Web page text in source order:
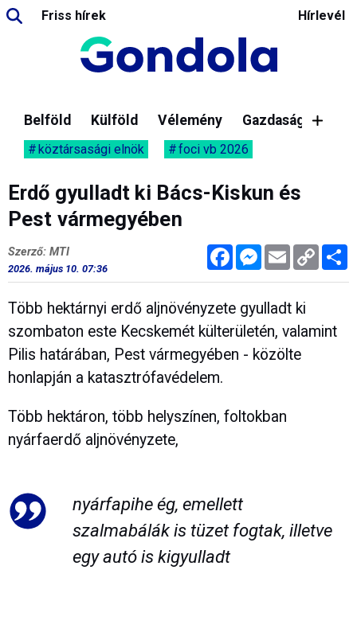
Friss hírek Hírlevél
Belföld Külföld Vélemény Gazdaság
köztársasági elnök foci vb 2026
Erdő gyulladt ki Bács-Kiskun és
Pest vármegyében
FacebookMessenger
Email Copy
Link
Szerző: MTI
2026. május 10. 07:36
Több hektárnyi erdő aljnövényzete gyulladt ki
szombaton este Kecskemét külterületén, valamint
Pilis határában, Pest vármegyében - közölte
honlapján a katasztrófavédelem.
Több hektáron, több helyszínen, foltokban
nyárfaerdő aljnövényzete,
nyárfapihe ég, emellett
szalmabálák is tüzet fogtak, illetve
egy autó is kigyulladt